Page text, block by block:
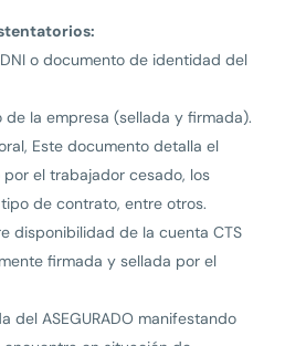
o documento de identidad del
Ia empresa (sellada y firmada).
Este documento detalla el
el trabajador cesado, los
de contrato, entre otros.
disponibilidad de Ia cuenta CTS
firmada y sellada por el
del ASEGURADO manifestando